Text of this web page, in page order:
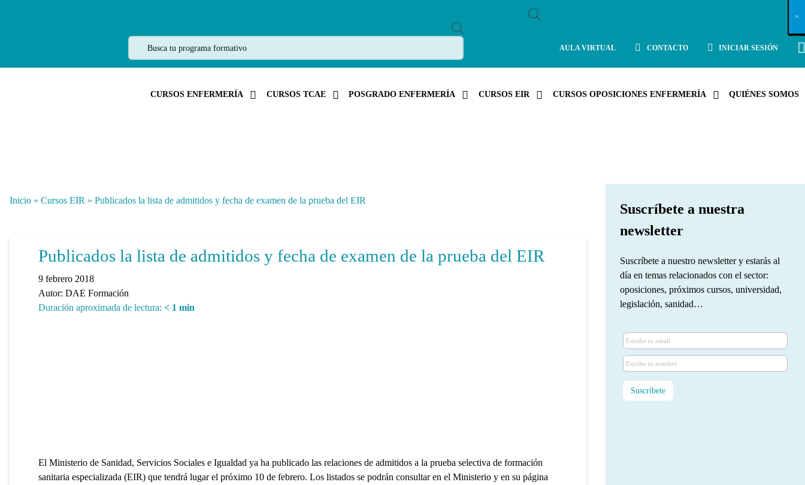
R
D
S
AULA VIRTUAL CONTACTO INICIAR SESIÓN
CURSOS ENFERMERÍA CURSOS TCAE POSGRADO ENFERMERÍA CURSOS EIR CURSOS OPOSICIONES ENFERMERÍA QUIÉNES SOMOS
Inicio » Cursos EIR » Publicados la lista de admitidos y fecha de examen de la prueba del EIR
Publicados la lista de admitidos y fecha de examen de la prueba del EIR
9 febrero 2018
Autor: DAE Formación
Duración aproximada de lectura: < 1 min
El Ministerio de Sanidad, Servicios Sociales e Igualdad ya ha publicado las relaciones de admitidos a la prueba selectiva de formación
sanitaria especializada (EIR) que tendrá lugar el próximo 10 de febrero. Los listados se podrán consultar en el Ministerio y en su página
Suscríbete a nuestra
newsletter
Suscríbete a nuestro newsletter y estarás al
día en temas relacionados con el sector:
oposiciones, próximos cursos, universidad,
legislación, sanidad…
X
×
×
×
×
×
×
×
×
×
×
×
×
×
×
×
×
×
×
×
×
×
×
×
×
×
×
×
×
×
×
×
×
×
×
×
×
×
×
×
×
×
×
×
×
×
×
×
×
×
×
×
×
×
×
×
×
×
×
×
×
×
×
×
×
×
×
×
×
×
×
×
×
×
×
×
×
×
×
×
×
×
×
×
×
×
×
×
×
×
×
×
×
×
×
×
×
×
×
×
×
×
×
×
×
×
×
×
×
×
×
×
×
×
×
×
×
×
×
×
×
×
×
×
×
×
×
×
×
×
×
×
×
×
×
×
×
×
×
×
×
×
×
×
×
×
×
×
×
×
×
×
×
×
×
×
×
×
×
×
×
×
×
×
×
×
×
×
×
×
×
×
×
×
×
×
×
×
×
×
×
×
×
×
×
×
×
×
×
×
×
×
×
×
×
×
×
×
×
×
×
×
×
×
×
×
×
×
×
×
×
×
×
×
×
×
×